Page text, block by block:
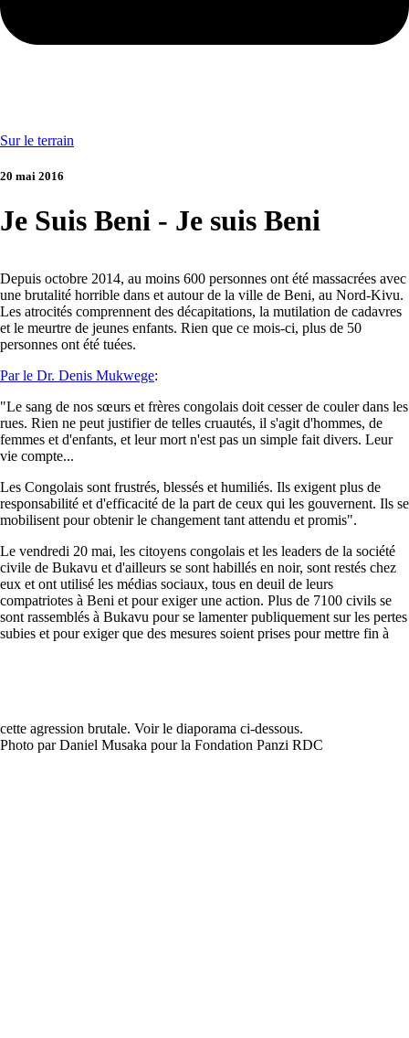
Sur le terrain
20 mai 2016
Je Suis Beni - Je suis Beni
Depuis octobre 2014, au moins 600 personnes ont été massacrées avec
une brutalité horrible dans et autour de la ville de Beni, au Nord-Kivu.
Les atrocités comprennent des décapitations, la mutilation de cadavres
et le meurtre de jeunes enfants. Rien que ce mois-ci, plus de 50
personnes ont été tuées.
Par le Dr. Denis Mukwege:
"Le sang de nos sœurs et frères congolais doit cesser de couler dans les
rues. Rien ne peut justifier de telles cruautés, il s'agit d'hommes, de
femmes et d'enfants, et leur mort n'est pas un simple fait divers. Leur
vie compte...
Les Congolais sont frustrés, blessés et humiliés. Ils exigent plus de
responsabilité et d'efficacité de la part de ceux qui les gouvernent. Ils se
mobilisent pour obtenir le changement tant attendu et promis".
Le vendredi 20 mai, les citoyens congolais et les leaders de la société
civile de Bukavu et d'ailleurs se sont habillés en noir, sont restés chez
eux et ont utilisé les médias sociaux, tous en deuil de leurs
compatriotes à Beni et pour exiger une action. Plus de 7100 civils se
sont rassemblés à Bukavu pour se lamenter publiquement sur les pertes
subies et pour exiger que des mesures soient prises pour mettre fin à
cette agression brutale. Voir le diaporama ci-dessous.
Photo par Daniel Musaka pour la Fondation Panzi RDC